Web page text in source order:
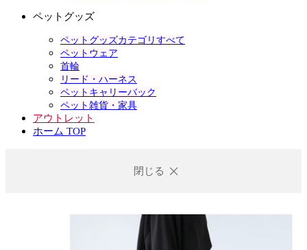
ペットグッズ
ペットグッズカテゴリすべて
ペットウェア
首輪
リード・ハーネス
ペットキャリーバック
ペット雑貨・家具
アウトレット
ホーム TOP
閉じる